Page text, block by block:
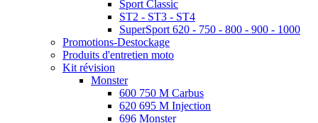
Sport Classic
ST2 - ST3 - ST4
SuperSport 620 - 750 - 800 - 900 - 1000
Promotions-Destockage
Produits d'entretien moto
Kit révision
Monster
600 750 M Carbus
620 695 M Injection
696 Monster